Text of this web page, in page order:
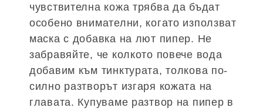
чувствителна кожа трябва да бъдат
особено внимателни, когато използват
маска с добавка на лют пипер. Не
забравяйте, че колкото повече вода
добавим към тинктурата, толкова по-
силно разтворът изгаря кожата на
главата. Купуваме разтвор на пипер в